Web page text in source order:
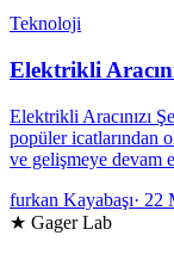
Teknoloji
Elektrikli
Elektrikli Aracınızı
popüler icatlarından
ve gelişmeye devam
furkan Kayabaşı· 22
★ Gager Lab